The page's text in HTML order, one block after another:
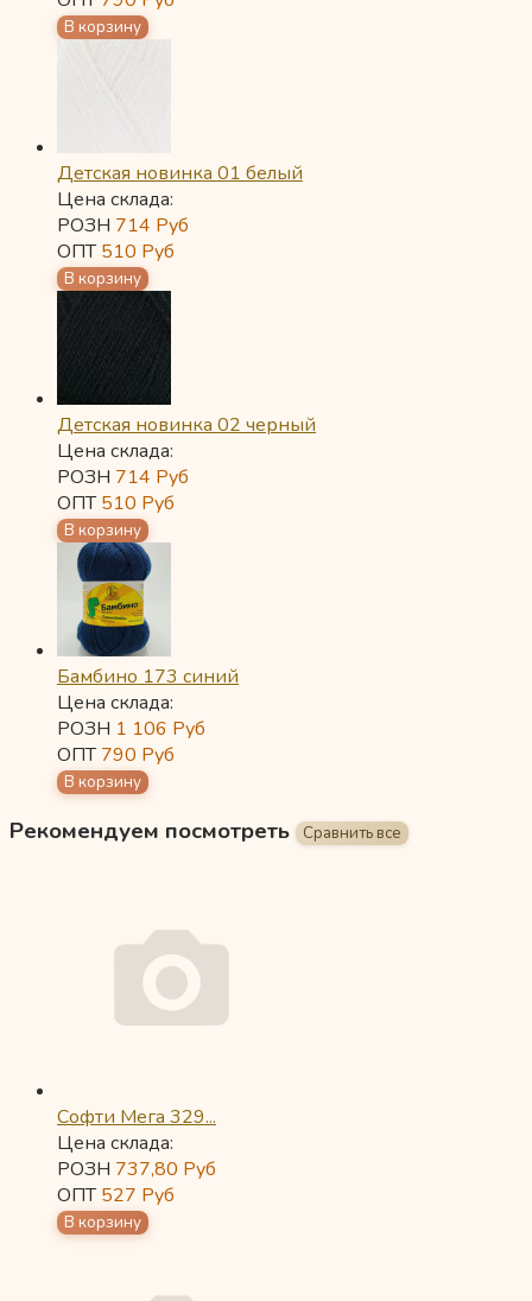
Детская новинка 01 белый
Цена склада:
РОЗН 714 Руб
ОПТ510 Руб
Детская новинка 02 черный
Цена склада:
РОЗН 714 Руб
ОПТ510 Руб
Бамбино 173 синий
Цена склада:
РОЗН 1 106 Руб
ОПТ790 Руб
Рекомендуем посмотреть
Софти Мега 329...
Цена склада:
РОЗН 737,80 Руб
ОПТ527 Руб